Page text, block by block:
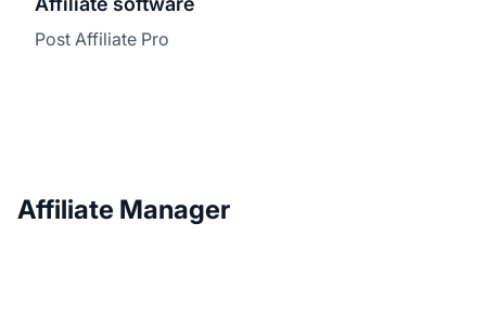
Post Affiliate Pro
Affiliate Manager